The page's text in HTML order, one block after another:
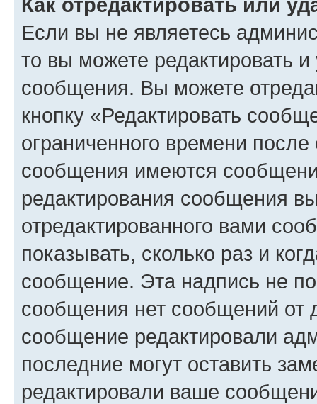
Если вы не являетесь
то вы можете редактировать
сообщения. Вы можете
кнопку «Редактировать
ограниченного времени
сообщения имеются
редактирования сообщения
отредактированного вами
показывать, сколько раз и
сообщение. Эта надпись не
сообщения нет сообщений от
сообщение редактировали
последние могут оставить
редактировали ваше